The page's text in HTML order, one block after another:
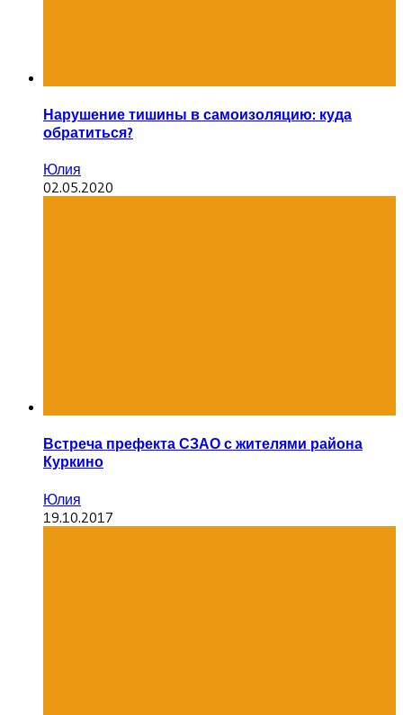
Нарушение тишины в самоизоляцию: куда
обратиться?
Юлия
02.05.2020
Встреча префекта СЗАО с жителями района
Куркино
Юлия
19.10.2017